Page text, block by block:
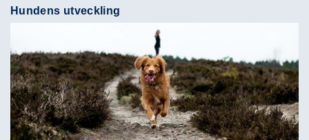
Hundens utveckling